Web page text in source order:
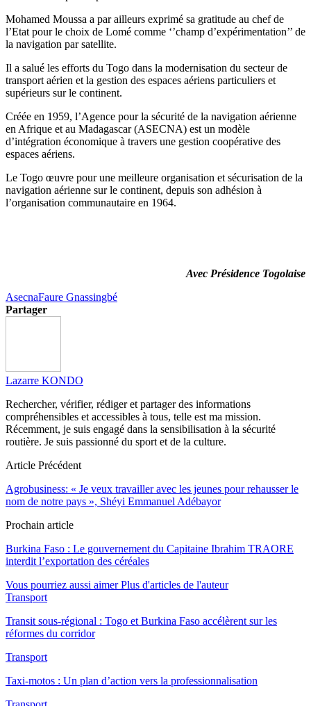
Mohamed Moussa a par ailleurs exprimé sa gratitude au chef de
l’Etat pour le choix de Lomé comme ‘’champ d’expérimentation’’ de
la navigation par satellite.
Il a salué les efforts du Togo dans la modernisation du secteur de
transport aérien et la gestion des espaces aériens particuliers et
supérieurs sur le continent.
Créée en 1959, l’Agence pour la sécurité de la navigation aérienne
en Afrique et au Madagascar (ASECNA) est un modèle
d’intégration économique à travers une gestion coopérative des
espaces aériens.
Le Togo œuvre pour une meilleure organisation et sécurisation de la
navigation aérienne sur le continent, depuis son adhésion à
l’organisation communautaire en 1964.
Avec Présidence Togolaise
AsecnaFaure Gnassingbé
Partager
Lazarre KONDO
Rechercher, vérifier, rédiger et partager des informations
compréhensibles et accessibles à tous, telle est ma mission.
Récemment, je suis engagé dans la sensibilisation à la sécurité
routière. Je suis passionné du sport et de la culture.
Article Précédent
Agrobusiness: « Je veux travailler avec les jeunes pour rehausser le
nom de notre pays », Shéyi Emmanuel Adébayor
Prochain article
Burkina Faso : Le gouvernement du Capitaine Ibrahim TRAORE
interdit l’exportation des céréales
Vous pourriez aussi aimer Plus d'articles de l'auteur
Transport
Transit sous-régional : Togo et Burkina Faso accélèrent sur les
réformes du corridor
Transport
Taxi-motos : Un plan d’action vers la professionnalisation